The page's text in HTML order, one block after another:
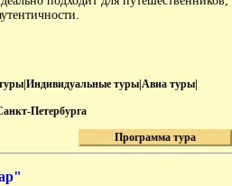
туры|Авиа туры|
Петербурга
Программа тура